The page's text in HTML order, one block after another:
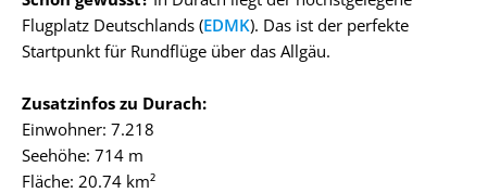
Flugplatz Deutschlands (EDMK). Das ist der perfekte
Startpunkt für Rundflüge über das Allgäu.
Zusatzinfos zu Durach:
Einwohner: 7.218
Seehöhe: 714 m
Fläche: 20.74 km²